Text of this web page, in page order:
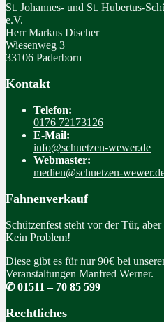
St. Johannes- und St. Hubertus-
e.V.
Herr Markus Discher
Wiesenweg 3
33106 Paderborn
Kontakt
Telefon:
0176 72173126
E-Mail:
info@schuetzen-wewer.de
Webmaster:
medien@schuetzen-
Fahnenverkauf
Schützenfest steht vor der Tür,
Kein Problem!
Diese gibt es für nur 90€ bei
Veranstaltungen Manfred Werner.
✆ 01511 – 70 85 599
Rechtliches